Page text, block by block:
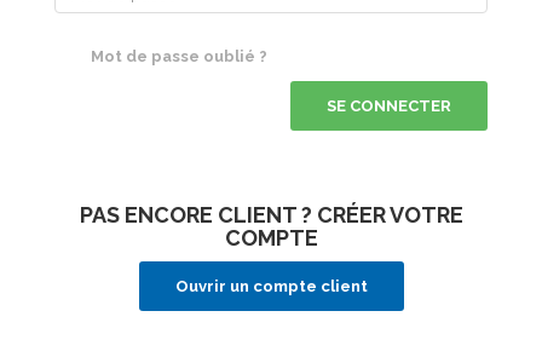
Mot de passe oublié ?
SE CONNECTER
PAS ENCORE CLIENT ? CRÉER VOTRE
COMPTE
Ouvrir un compte client